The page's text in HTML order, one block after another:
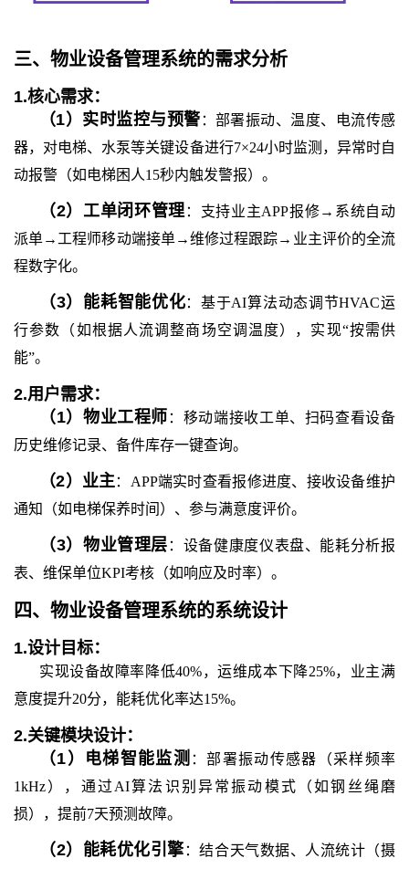
三、 物业设备管理系统的需求分析
1.核心需求：
（1） 实时监控与预警：部署振动、温度、电流传感
器，对电梯、水泵等关键设备进行7×24小时监测，异常时自
动报警（如电梯困人15秒内触发警报）。
（2） 工单闭环管理：支持业主APP报修→系统自动
派单→工程师移动端接单→维修过程跟踪→业主评价的全流
程数字化。
（3） 能耗智能优化：基于AI算法动态调节HVAC运
行参数（如根据人流调整商场空调温度），实现“按需供
能”。
2.用户需求：
（1） 物业工程师 ：移动端接收工单、扫码查看设备
历史维修记录、备件库存一键查询。
（2） 业主：APP端实时查看报修进度、接收设备维护
通知（如电梯保养时间）、参与满意度评价。
（3） 物业管理层 ：设备健康度仪表盘、能耗分析报
表、维保单位KPI考核（如响应及时率）。
四、 物业设备管理系统的系统设计
1.设计目标：
实现设备故障率降低40%，运维成本下降25%，业主满
意度提升20分，能耗优化率达15%。
2.关键模块设计：
（1） 电梯智能监测 ：部署振动传感器（采样频率
1kHz），通过AI算法识别异常振动模式（如钢丝绳磨
损），提前7天预测故障。
（2） 能耗优化引擎：结合天气数据、人流统计（摄